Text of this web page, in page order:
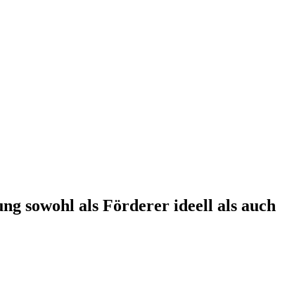
sowohl als Förderer ideell als auch